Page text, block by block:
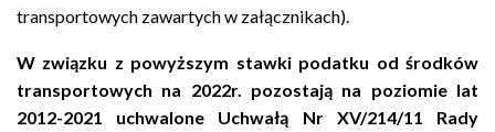
transportowych zawartych w załącznikach).
W związku z powyższym stawki podatku od środków
transportowych na 2022r. pozostają na poziomie lat
2012-2021 uchwalone Uchwałą Nr XV/214/11 Rady